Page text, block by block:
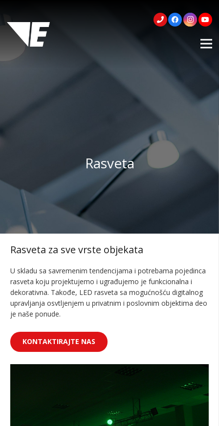
Rasveta
Rasveta za sve vrste objekata
U skladu sa savremenim tendencijama i potrebama pojedinca
rasveta koju projektujemo i ugrađujemo je funkcionalna i
dekorativna. Takođe, LED rasveta sa mogućnošću digitalnog
upravljanja osvtljenjem u privatnim i poslovnim objektima deo
je naše ponude.
KONTAKTIRAJTE NAS